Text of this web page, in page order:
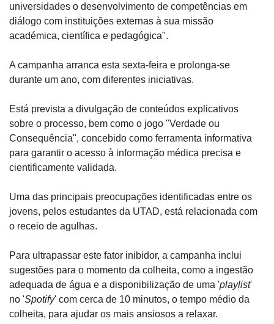
universidades o desenvolvimento de competências em
diálogo com instituições externas à sua missão
académica, científica e pedagógica".
A campanha arranca esta sexta-feira e prolonga-se
durante um ano, com diferentes iniciativas.
Está prevista a divulgação de conteúdos explicativos
sobre o processo, bem como o jogo "Verdade ou
Consequência", concebido como ferramenta informativa
para garantir o acesso à informação médica precisa e
cientificamente validada.
Uma das principais preocupações identificadas entre os
jovens, pelos estudantes da UTAD, está relacionada com
o receio de agulhas.
Para ultrapassar este fator inibidor, a campanha inclui
sugestões para o momento da colheita, como a ingestão
adequada de água e a disponibilização de uma 'playlist'
no 'Spotify' com cerca de 10 minutos, o tempo médio da
colheita, para ajudar os mais ansiosos a relaxar.